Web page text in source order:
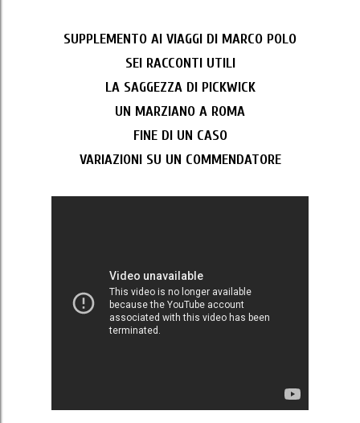
SUPPLEMENTO AI VIAGGI DI MARCO POLO
SEI RACCONTI UTILI
LA SAGGEZZA DI PICKWICK
UN MARZIANO A ROMA
FINE DI UN CASO
VARIAZIONI SU UN COMMENDATORE